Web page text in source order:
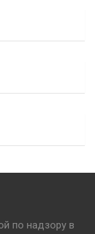
по надзору в